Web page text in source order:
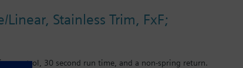
Stainless Trim, FxF;
control, 30 second run time, and a non-spring return.